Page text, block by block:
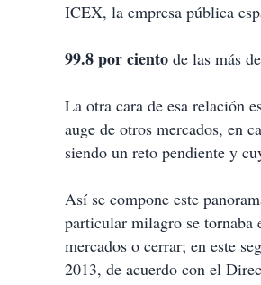
ICEX, la empresa pública
99.8 por ciento de las más
La otra cara de esa relación
auge de otros mercados, en
siendo un reto pendiente y
Así se compone este
particular milagro se tornaba
mercados o cerrar; en este
2013, de acuerdo con el